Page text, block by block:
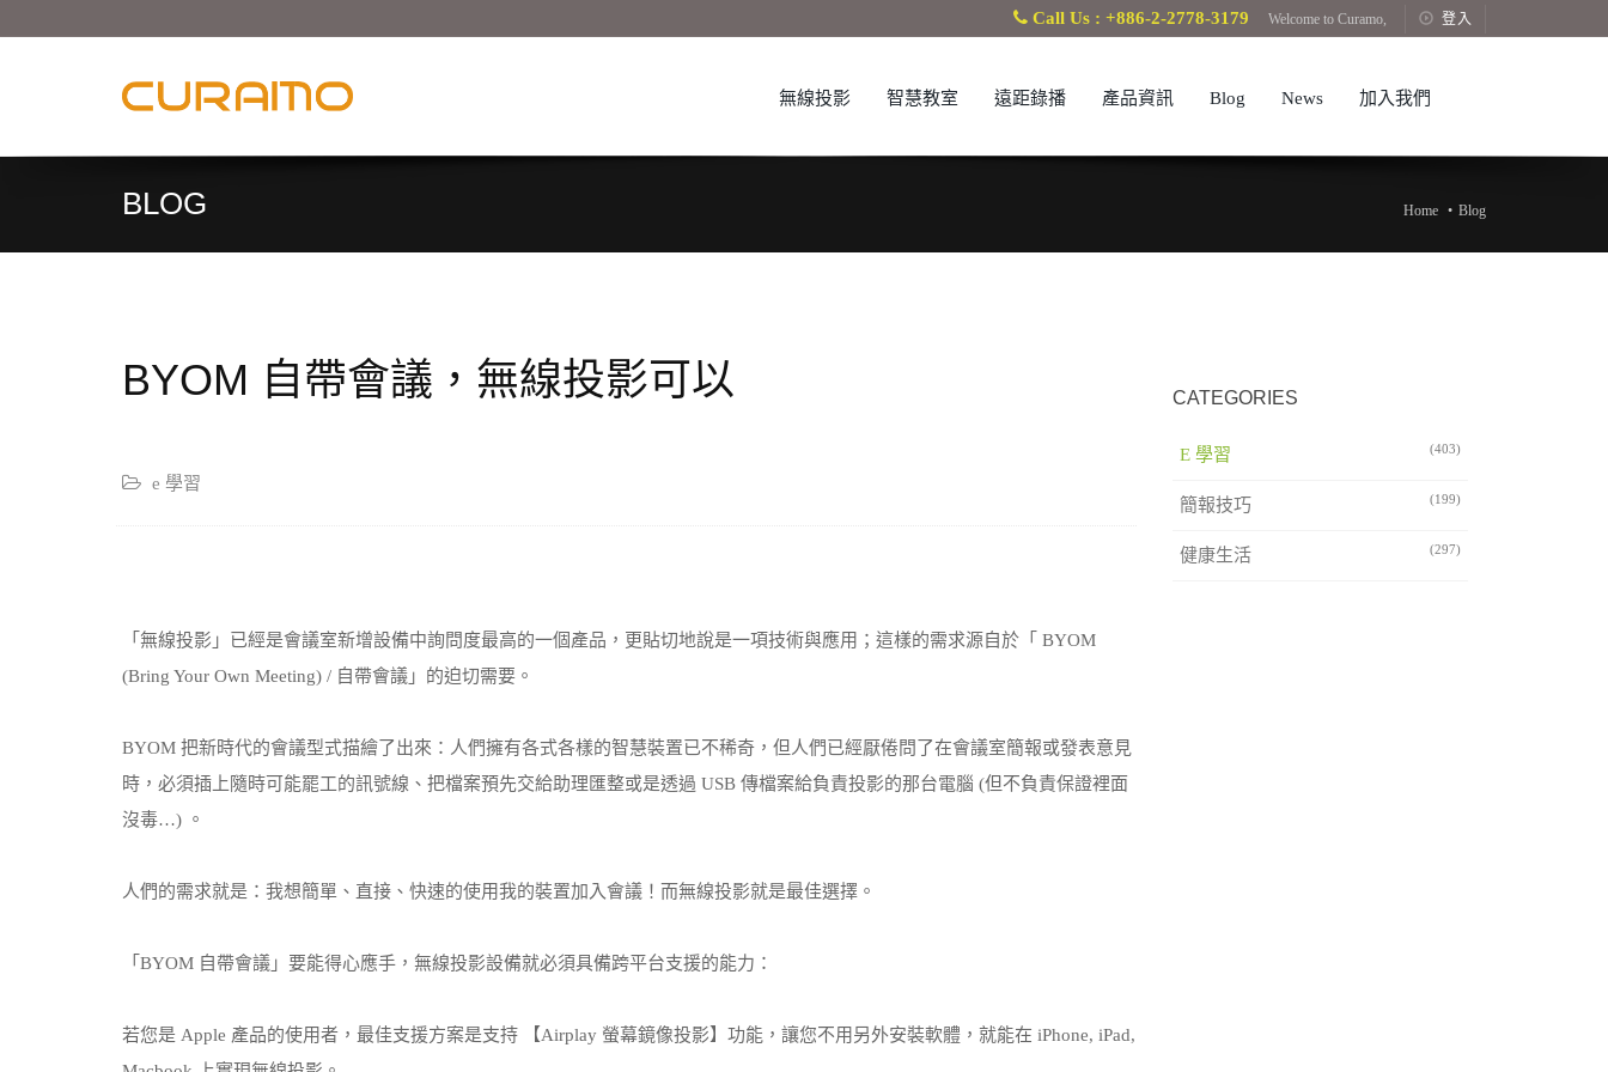
Call Us : +886-2-2778-3179 Welcome to Curamo, 登入
無線投影 智慧教室 遠距錄播 產品資訊 Blog News 加入我們
BLOG Home Blog
BYOM 自帶會議，無線投影可以
e 學習
「無線投影」已經是會議室新增設備中詢問度最高的一個產品，更貼切地說是一項技術與應用；這樣的需求源自於「 BYOM
(Bring Your Own Meeting) / 自帶會議」的迫切需要。
BYOM 把新時代的會議型式描繪了出來：人們擁有各式各樣的智慧裝置已不稀奇，但人們已經厭倦問了在會議室簡報或發表意見
時，必須插上隨時可能罷工的訊號線、把檔案預先交給助理匯整或是透過 USB 傳檔案給負責投影的那台電腦 (但不負責保證裡面
沒毒…) 。
人們的需求就是：我想簡單、直接、快速的使用我的裝置加入會議！而無線投影就是最佳選擇。
「BYOM 自帶會議」要能得心應手，無線投影設備就必須具備跨平台支援的能力：
若您是 Apple 產品的使用者，最佳支援方案是支持 【Airplay 螢幕鏡像投影】功能，讓您不用另外安裝軟體，就能在 iPhone, iPad,
CATEGORIES
(403)
E 學習
(199)
簡報技巧
(297)
健康生活